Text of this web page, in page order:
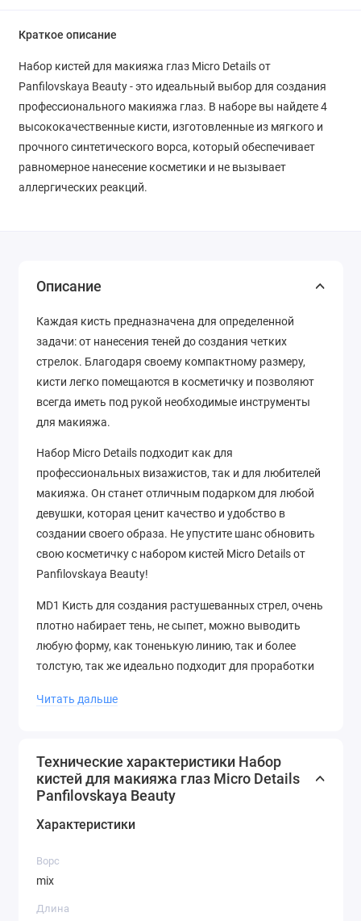
Краткое описание
Набор кистей для макияжа глаз Micro Details от
Panfilovskaya Beauty - это идеальный выбор для создания
профессионального макияжа глаз. В наборе вы найдете 4
высококачественные кисти, изготовленные из мягкого и
прочного синтетического ворса, который обеспечивает
равномерное нанесение косметики и не вызывает
аллергических реакций.
Описание
Каждая кисть предназначена для определенной
задачи: от нанесения теней до создания четких
стрелок. Благодаря своему компактному размеру,
кисти легко помещаются в косметичку и позволяют
всегда иметь под рукой необходимые инструменты
для макияжа.
Набор Micro Details подходит как для
профессиональных визажистов, так и для любителей
макияжа. Он станет отличным подарком для любой
девушки, которая ценит качество и удобство в
создании своего образа. Не упустите шанс обновить
свою косметичку с набором кистей Micro Details от
Panfilovskaya Beauty!
MD1 Кисть для создания растушеванных стрел, очень
плотно набирает тень, не сыпет, можно выводить
любую форму, как тоненькую линию, так и более
толстую, так же идеально подходит для проработки
интенсивным не осыпает текстуру, идеальна для
нанесения черных оттенков. (пони)
использовать в технике создания стрел тенями,
нанесения теней на нижнее веко четкой линией. (микс
Читать дальше
Технические характеристики Набор
кистей для макияжа глаз Micro Details
Panfilovskaya Beauty
Характеристики
Ворс
mix
Длина